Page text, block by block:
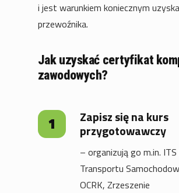
i jest warunkiem koniecznym
przewoźnika.
Jak uzyskać certyfikat
zawodowych?
Zapisz się na kurs
przygotowawczy
– organizują go m.in.
Transportu
OCRK, Zrzeszenie